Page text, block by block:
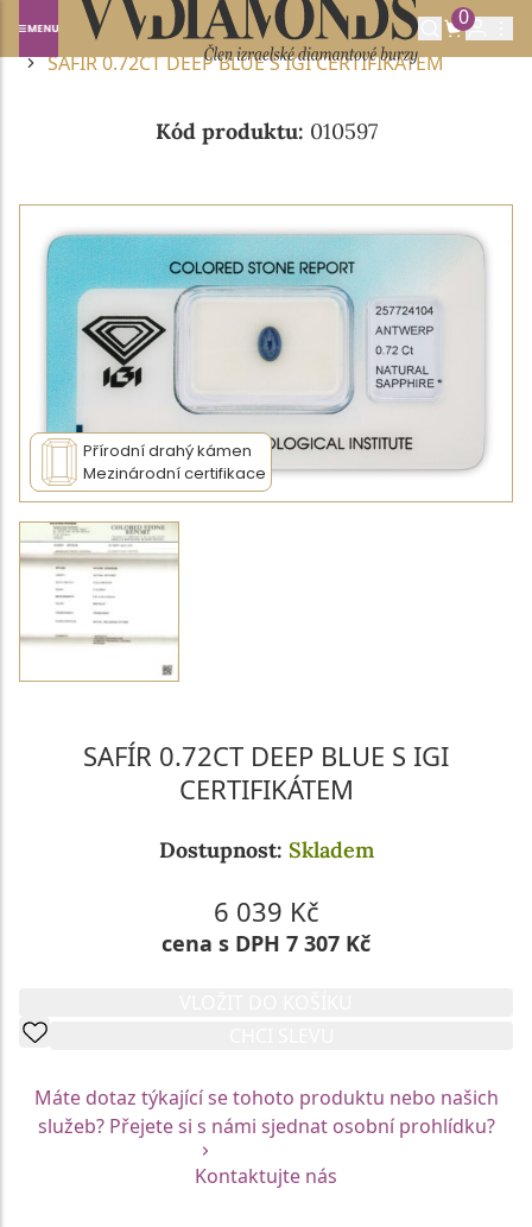
0
Domů DRAHOKAMY A POLODRAHOKAMY
SAFÍR
SAFÍR 0.72CT DEEP BLUE S IGI CERTIFIKÁTEM
Kód produktu: 010597
Přírodní drahý kámen
Mezinárodní certifikace
SAFÍR 0.72CT DEEP BLUE S IGI
CERTIFIKÁTEM
Dostupnost: Skladem
6 039 Kč
cena s DPH 7 307 Kč
Máte dotaz týkající se tohoto produktu nebo našich
služeb? Přejete si s námi sjednat osobní prohlídku?
Kontaktujte nás